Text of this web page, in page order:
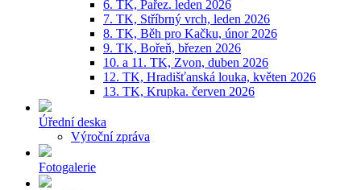
6. TK, Pařez. leden 2026
7. TK, Stříbrný vrch, leden 2026
8. TK, Běh pro Kačku, únor 2026
9. TK, Bořeň, březen 2026
10. a 11. TK, Zvon, duben 2026
12. TK, Hradišťanská louka, květen 2026
13. TK, Krupka. červen 2026
Úřední deska
Výroční zpráva
Fotogalerie